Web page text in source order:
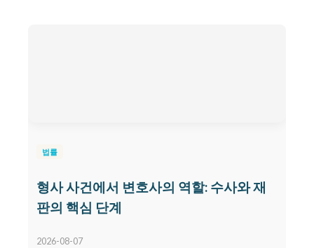
법률
형사 사건에서 변호사의 역할: 수사와 재
판의 핵심 단계
2026-08-07